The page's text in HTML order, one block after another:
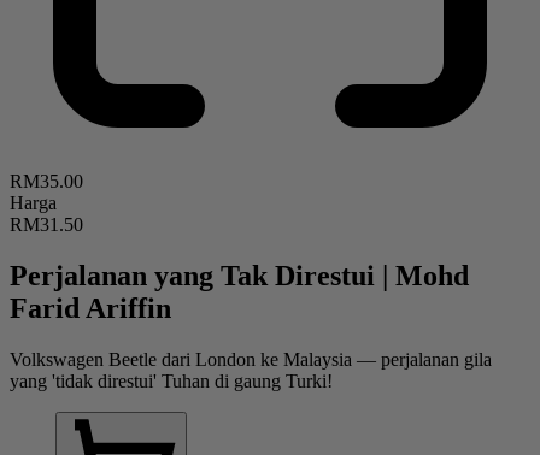
RM35.00
Harga
RM31.50
Perjalanan yang Tak Direstui | Mohd
Farid Ariffin
Volkswagen Beetle dari London ke Malaysia — perjalanan gila
yang 'tidak direstui' Tuhan di gaung Turki!